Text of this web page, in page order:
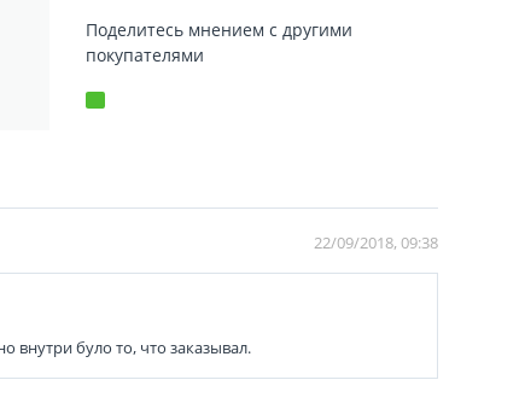
Поделитесь мнением с другими
покупателями
22/09/2018, 09:38
внутри було то, что заказывал.